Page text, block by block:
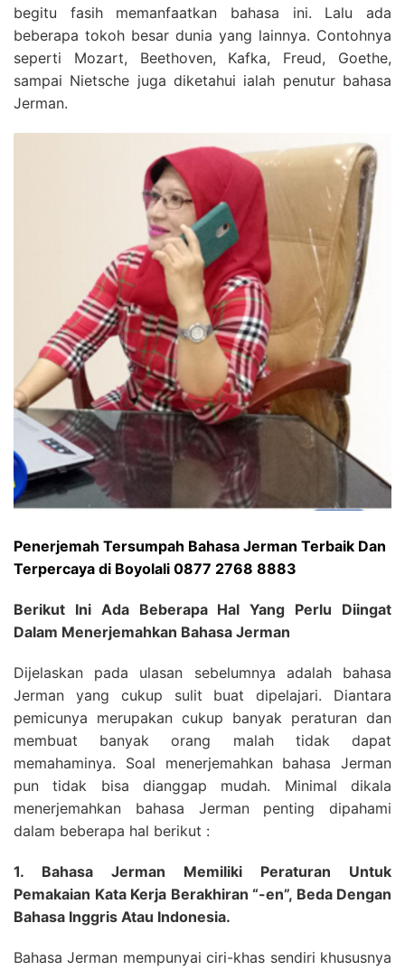
begitu fasih memanfaatkan bahasa ini. Lalu ada
beberapa tokoh besar dunia yang lainnya. Contohnya
seperti Mozart, Beethoven, Kafka, Freud, Goethe,
sampai Nietsche juga diketahui ialah penutur bahasa
Jerman.
Penerjemah Tersumpah Bahasa Jerman Terbaik Dan
Terpercaya di Boyolali 0877 2768 8883
Berikut Ini Ada Beberapa Hal Yang Perlu Diingat
Dalam Menerjemahkan Bahasa Jerman
Dijelaskan pada ulasan sebelumnya adalah bahasa
Jerman yang cukup sulit buat dipelajari. Diantara
pemicunya merupakan cukup banyak peraturan dan
membuat banyak orang malah tidak dapat
memahaminya. Soal menerjemahkan bahasa Jerman
pun tidak bisa dianggap mudah. Minimal dikala
menerjemahkan bahasa Jerman penting dipahami
dalam beberapa hal berikut :
1. Bahasa Jerman Memiliki Peraturan Untuk
Pemakaian Kata Kerja Berakhiran “-en”, Beda Dengan
Bahasa Inggris Atau Indonesia.
Bahasa Jerman mempunyai ciri-khas sendiri khususnya